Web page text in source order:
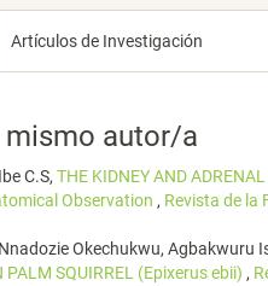
Artículos de Investigación
autor/a
C.S, THE KIDNEY AND
Observation , Revista de la
Okechukwu, Agbakwuru
PALM SQUIRREL (Epixerus ebii) ,